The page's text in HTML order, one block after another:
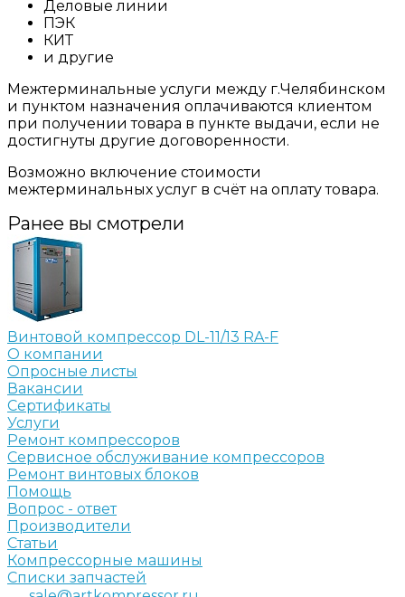
Деловые линии
ПЭК
КИТ
и другие
Межтерминальные услуги между г.Челябинском
и пунктом назначения оплачиваются клиентом
при получении товара в пункте выдачи, если не
достигнуты другие договоренности.
Возможно включение стоимости
межтерминальных услуг в счёт на оплату товара.
Ранее вы смотрели
Винтовой компрессор DL-11/13 RA-F
О компании
Опросные листы
Вакансии
Сертификаты
Услуги
Ремонт компрессоров
Сервисное обслуживание компрессоров
Ремонт винтовых блоков
Помощь
Вопрос - ответ
Производители
Статьи
Компрессорные машины
Списки запчастей